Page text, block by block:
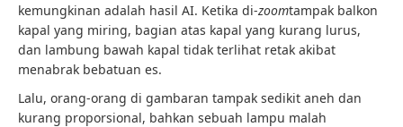
kemungkinan adalah hasil AI. Ketika di-zoomtampak balkon
kapal yang miring, bagian atas kapal yang kurang lurus,
dan lambung bawah kapal tidak terlihat retak akibat
menabrak bebatuan es.
Lalu, orang-orang di gambaran tampak sedikit aneh dan
kurang proporsional, bahkan sebuah lampu malah